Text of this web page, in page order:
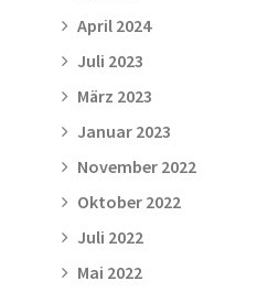
April 2024
Juli 2023
März 2023
Januar 2023
November 2022
Oktober 2022
Juli 2022
Mai 2022